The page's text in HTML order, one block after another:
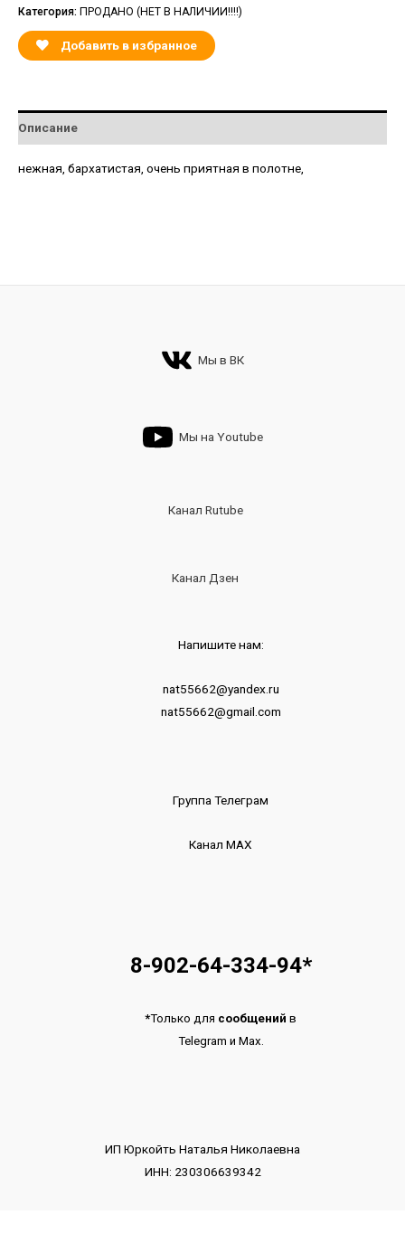
Категория: ПРОДАНО (НЕТ В НАЛИЧИИ!!!!)
Добавить в избранное
Описание
нежная, бархатистая, очень приятная в полотне,
Мы в ВК
Мы на Youtube
Канал Rutube
Канал Дзен
Напишите нам:
nat55662@yandex.ru
nat55662@gmail.com
Группа Телеграм
Канал МАХ
8-902-64-334-94*
*Только для сообщений в
Telegram и Max.
ИП Юркойть Наталья Николаевна
ИНН: 230306639342